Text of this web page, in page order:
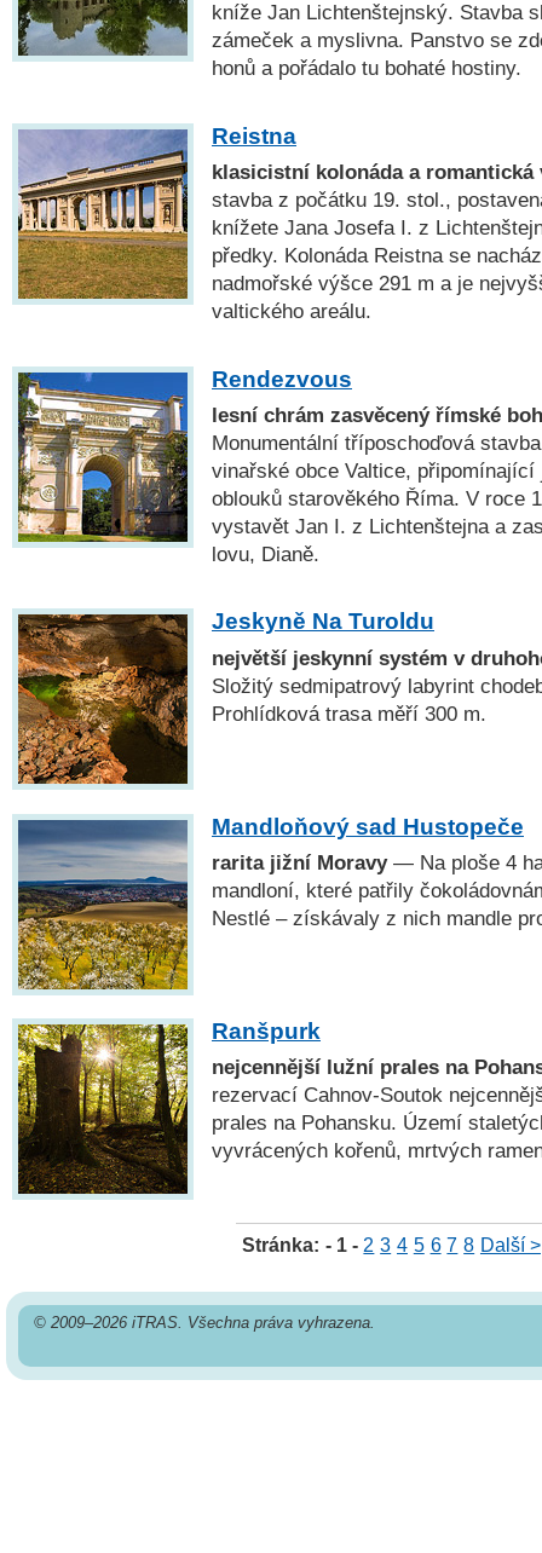
kníže Jan Lichtenštejnský. Stavba
zámeček a myslivna. Panstvo se
honů a pořádalo tu bohaté hostiny.
Reistna
klasicistní kolonáda a romantická
stavba z počátku 19. stol.,
knížete Jana Josefa I. z
předky. Kolonáda Reistna se
nadmořské výšce 291 m a je
valtického areálu.
Rendezvous
lesní chrám zasvěcený římské
Monumentální tříposchoďová
vinařské obce Valtice,
oblouků starověkého Říma. V roce
vystavět Jan I. z Lichtenštejna a
lovu, Dianě.
Jeskyně Na Turoldu
největší jeskynní systém v
Složitý sedmipatrový labyrint
Prohlídková trasa měří 300 m.
Mandloňový sad Hustopeče
rarita jižní Moravy— Na ploše 4
mandloní, které patřily
Nestlé – získávaly z nich mandle
Ranšpurk
nejcennější lužní prales na
rezervací Cahnov-Soutok
prales na Pohansku. Území
vyvrácených kořenů, mrtvých
Stránka: - 1 - 2 3 4 5 6 7 8 Další >
© 2009–2026 iTRAS. Všechna práva vyhrazena.